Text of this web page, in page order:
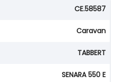
CE.58587
Caravan
TABBERT
SENARA 550 E